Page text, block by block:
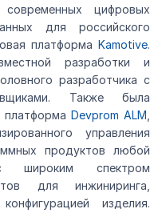
современных цифровых
для российского
платформа Kamotive.
разработки и
разработчика с
Также была
платформаDevprom ALM
управления
продуктов любой
спектром
для инжиниринга,
изделия.